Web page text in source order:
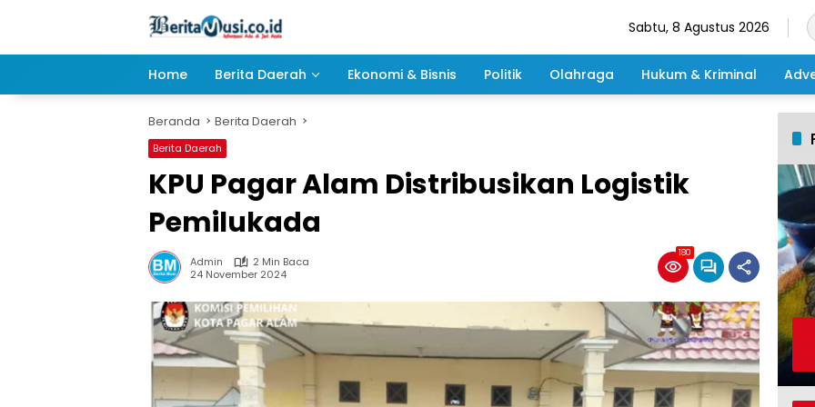
Sabtu, 8 Agustus 2026
Home Berita Daerah Ekonomi & Bisnis Politik Olahraga Hukum & Kriminal
Beranda Berita Daerah
Berita Daerah
KPU Pagar Alam Distribusikan Logistik
Pemilukada
Admin
2 Min Baca
24 November 2024
180